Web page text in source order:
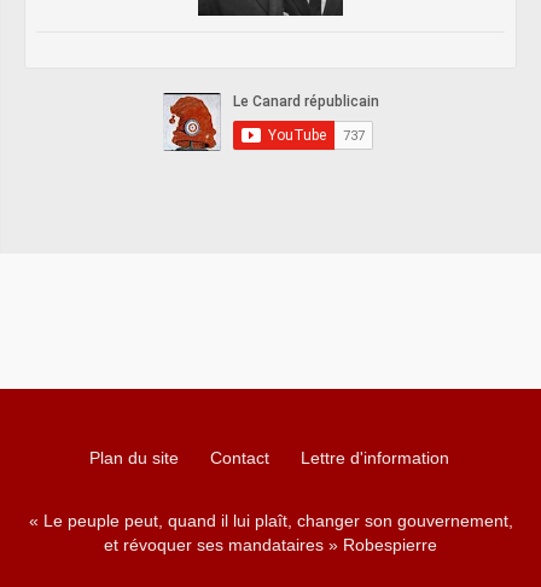
Plan du site Contact Lettre d'information
« Le peuple peut, quand il lui plaît, changer son gouvernement,
et révoquer ses mandataires » Robespierre